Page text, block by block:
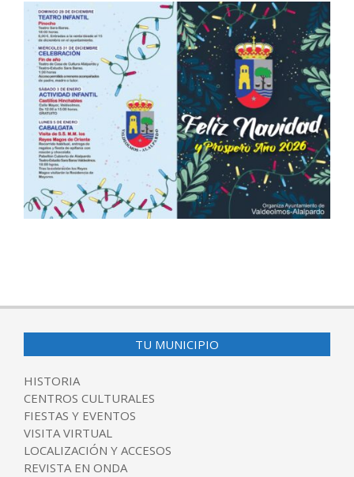
12-
TU MUNICIPIO
HISTORIA
CENTROS CULTURALES
FIESTAS Y EVENTOS
VISITA VIRTUAL
LOCALIZACIÓN Y ACCESOS
REVISTA EN ONDA